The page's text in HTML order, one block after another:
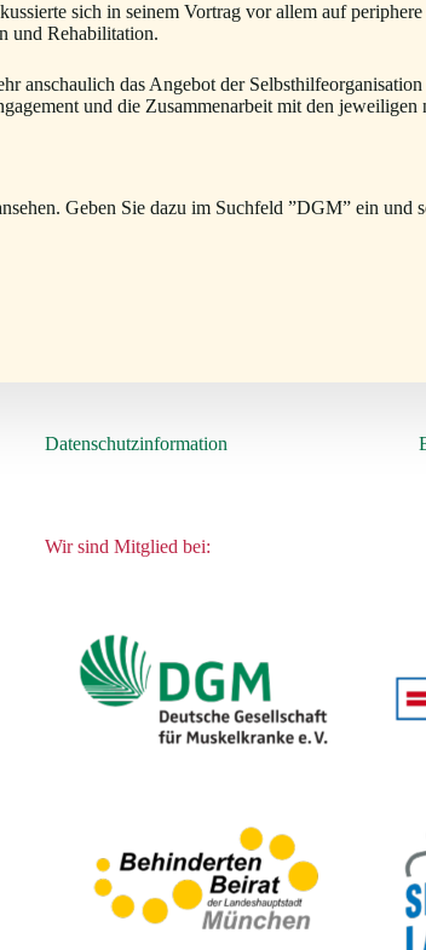
sich in seinem Vortrag vor allem auf
und Rehabilitation.
anschaulich das Angebot der
und die Zusammenarbeit mit den jeweiligen
Geben Sie dazu im Suchfeld ”DGM” ein
Datenschutzinformation
Wir sind Mitglied bei: